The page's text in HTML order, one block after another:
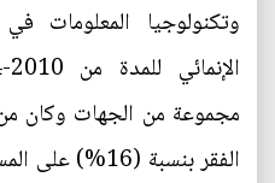
وتكنولوجيا المعلومات
مجموعة من الجهات وكان
الفقر بنسبة